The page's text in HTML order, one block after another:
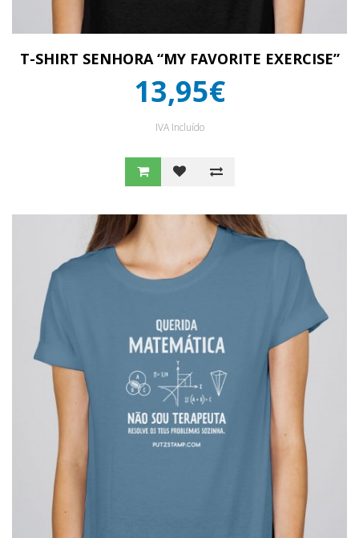
T-SHIRT SENHORA “MY FAVORITE EXERCISE”
13,95€
IVA Incluído